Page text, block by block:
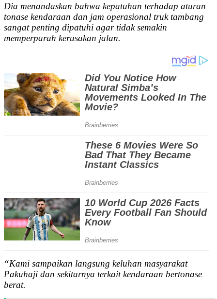
Dia menandaskan bahwa kepatuhan terhadap aturan
tonase kendaraan dan jam operasional truk tambang
sangat penting dipatuhi agar tidak semakin
memperparah kerusakan jalan.
“Kami sampaikan langsung keluhan masyarakat
Pakuhaji dan sekitarnya terkait kendaraan bertonase
berat.